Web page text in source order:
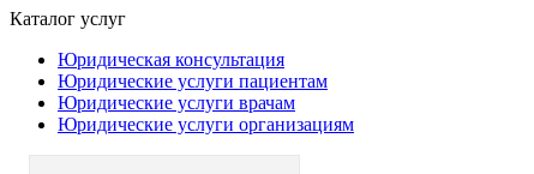
Каталог услуг
Юридическая консультация
Юридические услуги пациентам
Юридические услуги врачам
Юридические услуги организациям